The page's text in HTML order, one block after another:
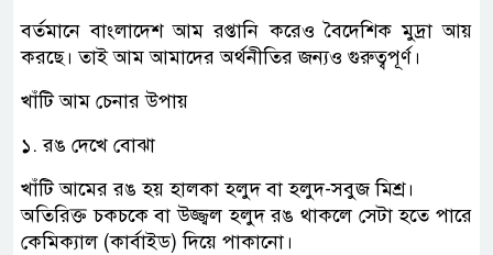
বর্তমানে বাংলাদেশ আম রপ্তানি করেও বৈদেশিক মুদ্রা আয়
করছে। তাই আম আমাদের অর্থনীতির জন্যও গুরুত্বপূর্ণ।
খাঁটি আম চেনার উপায়
১. রঙ দেখে বোঝা
খাঁটি আমের রঙ হয় হালকা হলুদ বা হলুদ-সবুজ মিশ্র।
অতিরিক্ত চকচকে বা উজ্জ্বল হলুদ রঙ থাকলে সেটা হতে পারে
কেমিক্যাল (কার্বাইড) দিয়ে পাকানো।